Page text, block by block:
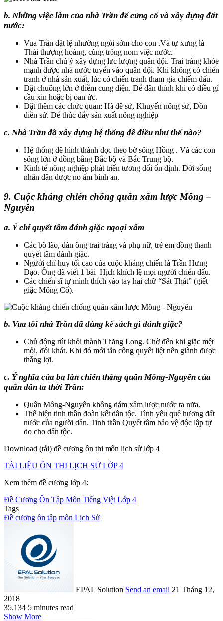
b. Những việc làm của nhà Trần để củng cố và xây dựng đất
nước:
Vua Trần đặt lệ nhường ngôi sớm cho con .Và tự xưng là
Thái thượng hoàng, cùng trông nom việc nước.
Nhà Trần chú ý xây dựng lực lượng quân đội. Trai tráng khỏe
mạnh được nhà nước tuyển vào quân đội. Khi không có chiến
tranh ở nhà sản xuất, lúc có chiến tranh tham gia chiếm đấu.
Đặt chuông lớn ở thềm cung điện. Để dân thỉnh khi có điều gì
cầu xin hoặc bị oan ức.
Đặt thêm các chức quan: Hà đê sứ, Khuyến nông sứ, Đồn
điền sứ. Để thúc đẩy sản xuất nông nghiệp
c. Nhà Trần đã xây dựng hệ thống đê điều như thế nào?
Hệ thống đê hình thành dọc theo bờ sông Hồng . Và các con
sông lớn ở đồng bằng Bắc bộ và Bắc Trung bộ.
Kinh tế nông nghiệp phát triển tương đối ổn định. Đời sống
nhân dân được no ấm bình an.
9. Cuộc kháng chiến chống quân xâm lược Mông –
Nguyên
a. Ý chí quyết tâm đánh giặc ngoại xâm
Các bô lão, đàn ông trai tráng và phụ nữ, trẻ em đồng thanh
quyết tâm đánh giặc.
Người chỉ huy tối cao của cuộc kháng chiến là Trần Hưng
Đạo. Ông đã viết 1 bài Hịch khích lệ mọi người chiến đấu.
Các chiến sĩ tự mình thích vào tay hai chữ “Sát Thát” (giết
giặc Mông Cổ).
b. Vua tôi nhà Trần đã dùng kế sách gì đánh giặc?
Chủ động rút khỏi thành Thăng Long. Chờ đến khi giặc mệt
mỏi, đói khát. Khi đó mới tấn công quyết liệt nên giành được
thắng lợi.
c. Ý nghĩa của ba lần chiến thắng quân Mông-Nguyên của
quân dân ta thời Trần:
Quân Mông-Nguyên không dám xâm lược nước ta nữa.
Thể hiện tinh thần đoàn kết dân tộc. Tình yêu quê hương đất
nước của người dân. Tinh thần Quyết tâm bảo vệ độc lập tự
do cho dân tộc.
Download (tải) đề cương ôn thi môn lịch sử lớp 4
TÀI LIỆU ÔN THI LỊCH SỬ LỚP 4
Xem thêm đề cương lớp 4:
Đề Cương Ôn Tập Môn Tiếng Việt Lớp 4
Tags
Đề cương ôn tập môn Lịch Sử
EPAL Solution Send an email 21 Tháng 12,
2018
35.134 5 minutes read
Show More